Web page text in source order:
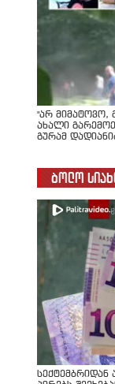
"არ მიმატოვო,
ახალი
გურამ
ბოლო